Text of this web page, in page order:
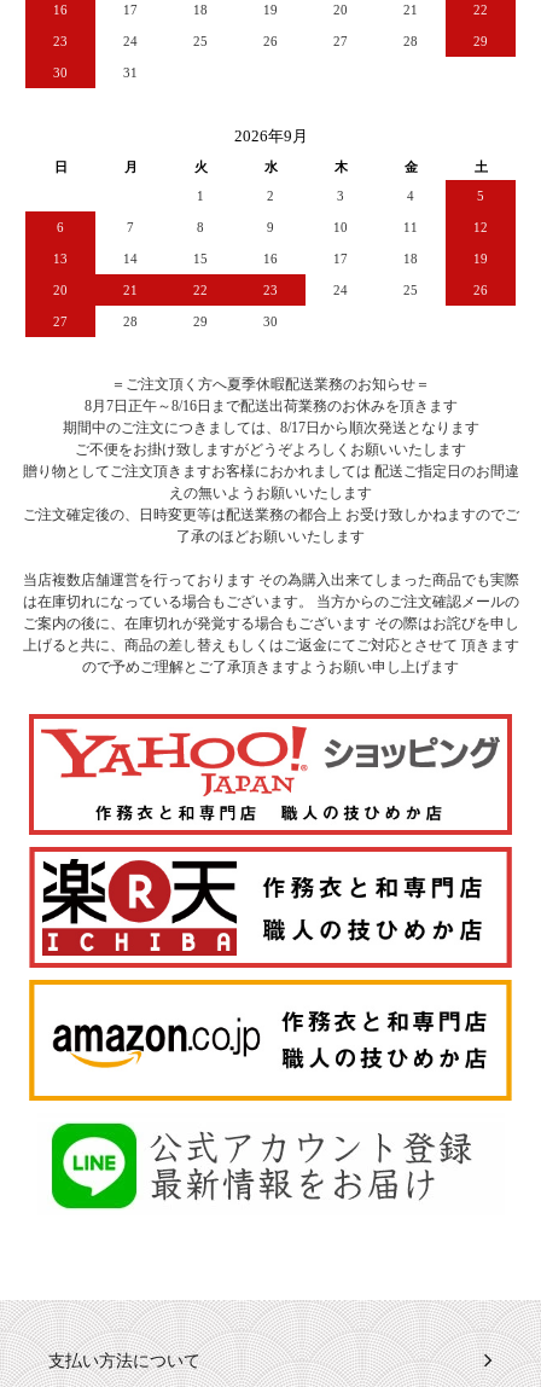
16 17 18 19 20 21 22
23 24 25 26 27 28 29
30 31
2026年9月
日 月 火 水 木 金
土
1
2 3 4 5
6 7 8 9 10 11 12
13 14 15 16 17 18 19
20 21 22 23 24 25 26
27 28 29 30
＝ご注文頂く方へ夏季休暇配送業務のお知らせ＝
8月7日正午～8/16日まで配送出荷業務のお休みを頂きます
期間中のご注文につきましては、8/17日から順次発送となります
ご不便をお掛け致しますがどうぞよろしくお願いいたします
贈り物としてご注文頂きますお客様におかれましては 配送ご指定日のお間違
えの無いようお願いいたします
ご注文確定後の、日時変更等は配送業務の都合上 お受け致しかねますのでご
了承のほどお願いいたします
当店複数店舗運営を行っております その為購入出来てしまった商品でも実際
は在庫切れになっている場合もございます。 当方からのご注文確認メールの
ご案内の後に、在庫切れが発覚する場合もございます その際はお詫びを申し
上げると共に、商品の差し替えもしくはご返金にてご対応とさせて 頂きます
ので予めご理解とご了承頂きますようお願い申し上げます
支払い方法について